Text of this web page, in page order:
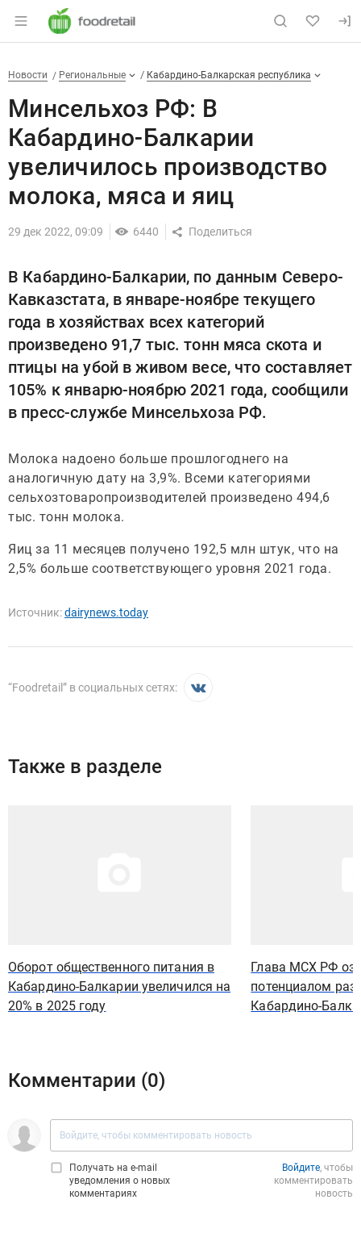
Раздел навигации по сайту
Минсельхоз РФ: В Кабардино-
Новости
Разделы
Новости Региональные Кабардино-Балкарская республика
Минсельхоз РФ: В
Кабардино-Балкарии
увеличилось производство
молока, мяса и яиц
29 дек 2022, 09:09 6440
В Кабардино-Балкарии, по данным Северо-
Кавказстата, в январе-ноябре текущего
года в хозяйствах всех категорий
произведено 91,7 тыс. тонн мяса скота и
птицы на убой в живом весе, что составляет
105% к январю-ноябрю 2021 года, сообщили
в пресс-службе Минсельхоза РФ.
Молока надоено больше прошлогоднего на
аналогичную дату на 3,9%. Всеми категориями
сельхозтоваропроизводителей произведено 494,6
тыс. тонн молока.
Яиц за 11 месяцев получено 192,5 млн штук, что на
2,5% больше соответствующего уровня 2021 года.
Источник:dairynews.today
“Foodretail” в социальных сетях:
Также в разделе
Оборот общественного питания в
Кабардино-Балкарии увеличился на
20% в 2025 году
Глава МСХ РФ
потенциалом
Кабардино-
Комментарии (0)
Получать на e‑mail
уведомления о новых
комментариях
Войдите, чтобы
комментировать
новость